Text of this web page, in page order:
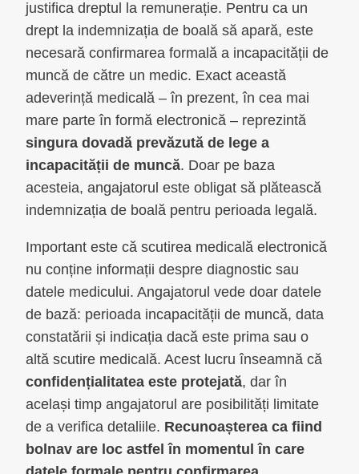
justifica dreptul la remunerație. Pentru ca un
drept la indemnizația de boală să apară, este
necesară confirmarea formală a incapacității de
muncă de către un medic. Exact această
adeverință medicală – în prezent, în cea mai
mare parte în formă electronică – reprezintă
singura dovadă prevăzută de lege a
incapacității de muncă. Doar pe baza
acesteia, angajatorul este obligat să plătească
indemnizația de boală pentru perioada legală.
Important este că scutirea medicală electronică
nu conține informații despre diagnostic sau
datele medicului. Angajatorul vede doar datele
de bază: perioada incapacității de muncă, data
constatării și indicația dacă este prima sau o
altă scutire medicală. Acest lucru înseamnă că
confidențialitatea este protejată, dar în
același timp angajatorul are posibilități limitate
de a verifica detaliile. Recunoașterea ca fiind
bolnav are loc astfel în momentul în care